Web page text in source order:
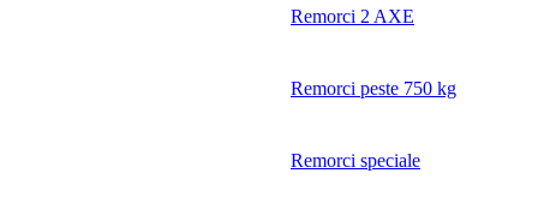
Remorci 2 AXE
Remorci peste 750 kg
Remorci speciale